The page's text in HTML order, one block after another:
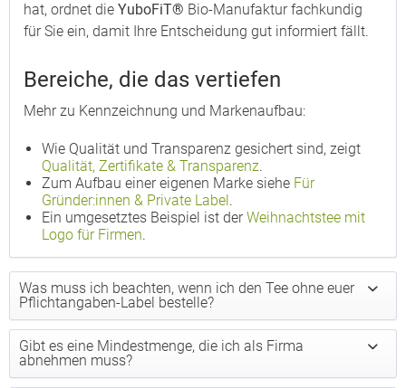
hat, ordnet die YuboFiT® Bio-Manufaktur fachkundig
für Sie ein, damit Ihre Entscheidung gut informiert fällt.
Bereiche, die das vertiefen
Mehr zu Kennzeichnung und Markenaufbau:
Wie Qualität und Transparenz gesichert sind, zeigt
Qualität, Zertifikate & Transparenz.
Zum Aufbau einer eigenen Marke siehe Für
Gründer:innen & Private Label.
Ein umgesetztes Beispiel ist derWeihnachtstee mit
Logo für Firmen.
Was muss ich beachten, wenn ich den Tee ohne euer
Pflichtangaben-Label bestelle?
Gibt es eine Mindestmenge, die ich als Firma
abnehmen muss?